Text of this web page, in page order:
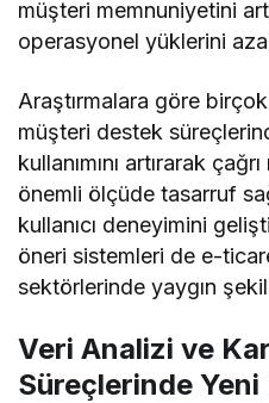
müşteri memnuniyetini
operasyonel yüklerini
Araştırmalara göre
müşteri destek
kullanımını artırarak
önemli ölçüde tasarruf
kullanıcı deneyimini
öneri sistemleri de e-
sektörlerinde yaygın
Veri Analizi ve
Süreçlerinde Yeni